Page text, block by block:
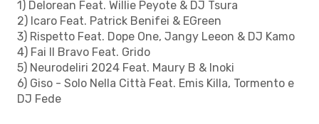
1) Delorean Feat. Willie Peyote & DJ Tsura
2) Icaro Feat. Patrick Benifei & EGreen
3) Rispetto Feat. Dope One, Jangy Leeon & DJ Kamo
4) Fai Il Bravo Feat. Grido
5) Neurodeliri 2024 Feat. Maury B & Inoki
6) Giso - Solo Nella Città Feat. Emis Killa, Tormento e
DJ Fede